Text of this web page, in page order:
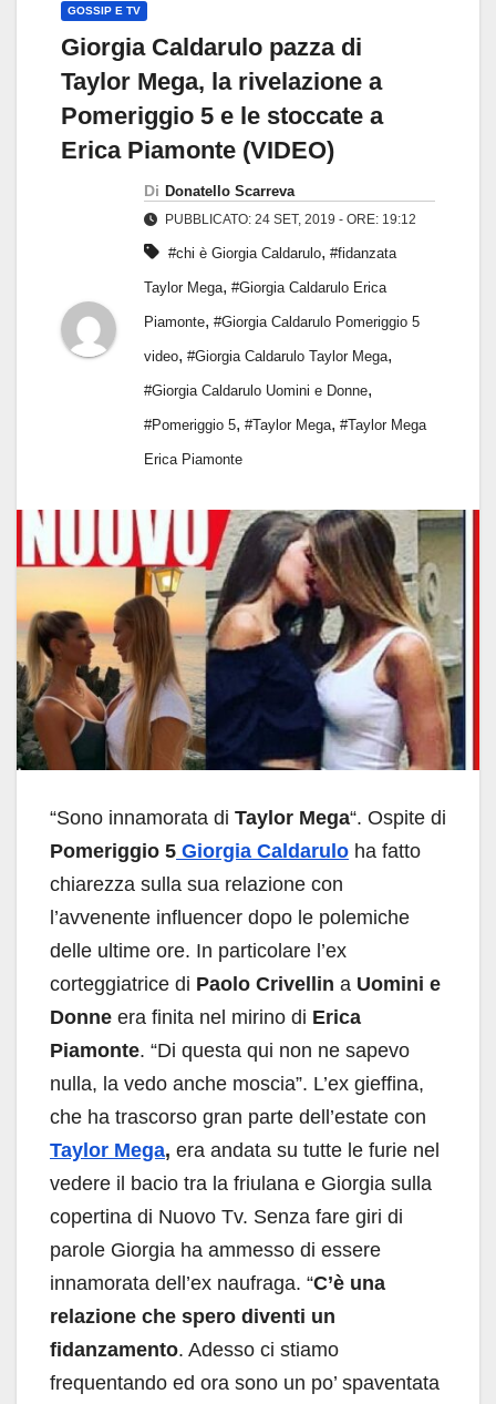
GOSSIP E TV
Giorgia Caldarulo pazza di
Taylor Mega, la rivelazione a
Pomeriggio 5 e le stoccate a
Erica Piamonte (VIDEO)
Di Donatello Scarreva
PUBBLICATO: 24 SET, 2019 - ORE: 19:12
#chi è Giorgia Caldarulo, #fidanzata
Taylor Mega, #Giorgia Caldarulo Erica
Piamonte, #Giorgia Caldarulo Pomeriggio 5
video, #Giorgia Caldarulo Taylor Mega,
#Giorgia Caldarulo Uomini e Donne,
#Pomeriggio 5, #Taylor Mega, #Taylor Mega
Erica Piamonte
“Sono innamorata di Taylor Mega“. Ospite di
Pomeriggio 5 Giorgia Caldarulo ha fatto
chiarezza sulla sua relazione con
l’avvenente influencer dopo le polemiche
delle ultime ore. In particolare l’ex
corteggiatrice di Paolo Crivellin a Uomini e
Donne era finita nel mirino di Erica
Piamonte. “Di questa qui non ne sapevo
nulla, la vedo anche moscia”. L’ex gieffina,
che ha trascorso gran parte dell’estate con
Taylor Mega, era andata su tutte le furie nel
vedere il bacio tra la friulana e Giorgia sulla
copertina di Nuovo Tv. Senza fare giri di
parole Giorgia ha ammesso di essere
innamorata dell’ex naufraga. “C’è una
relazione che spero diventi un
fidanzamento. Adesso ci stiamo
frequentando ed ora sono un po’ spaventata